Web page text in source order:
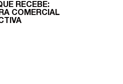
RECEBE:
COMERCIAL